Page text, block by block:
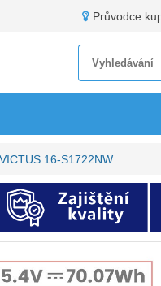
Průvodce
16-S1722NW